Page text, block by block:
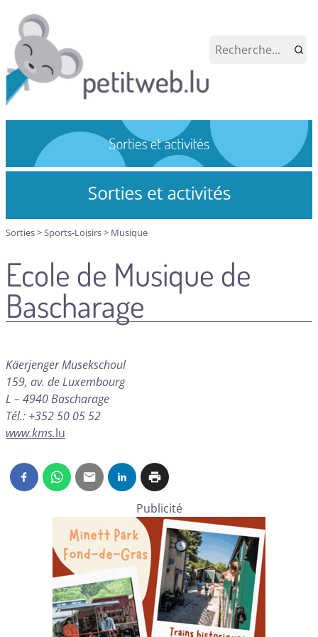
Sorties>Sports-Loisirs> Musique
Ecole de Musique de
Bascharage
Käerjenger Musekschoul
159, av. de Luxembourg
L – 4940 Bascharage
Tél.: +352 50 05 52
www.kms.lu
Publicité